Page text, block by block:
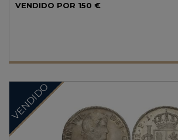
VENDIDO POR 150 €
VENDIDO